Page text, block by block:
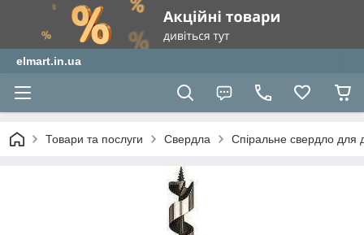
elmart.in.ua
Товари та послуги Свердла Спіральне свердло для